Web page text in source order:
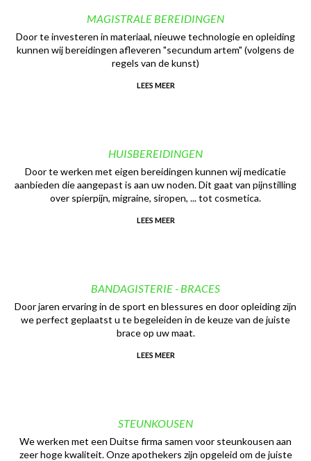
MAGISTRALE BEREIDINGEN
Door te investeren in materiaal, nieuwe technologie en opleiding
kunnen wij bereidingen afleveren "secundum artem" (volgens de
regels van de kunst)
LEES MEER
HUISBEREIDINGEN
Door te werken met eigen bereidingen kunnen wij medicatie
aanbieden die aangepast is aan uw noden. Dit gaat van pijnstilling
over spierpijn, migraine, siropen, ... tot cosmetica.
LEES MEER
BANDAGISTERIE - BRACES
Door jaren ervaring in de sport en blessures en door opleiding zijn
we perfect geplaatst u te begeleiden in de keuze van de juiste
brace op uw maat.
LEES MEER
STEUNKOUSEN
We werken met een Duitse firma samen voor steunkousen aan
zeer hoge kwaliteit. Onze apothekers zijn opgeleid om de juiste